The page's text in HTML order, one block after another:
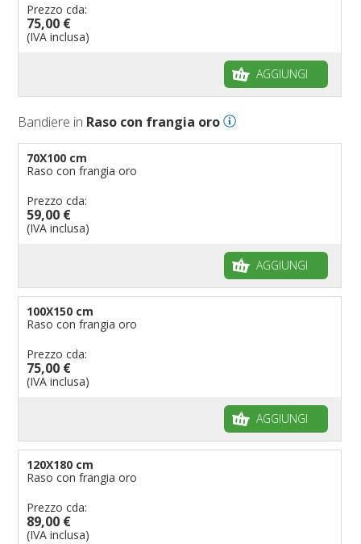
Prezzo cda:
75,00 €
(IVA inclusa)
AGGIUNGI
Bandiere in Raso con frangia oro
70X100 cm
Raso con frangia oro
Prezzo cda:
59,00 €
(IVA inclusa)
AGGIUNGI
100X150 cm
Raso con frangia oro
Prezzo cda:
75,00 €
(IVA inclusa)
AGGIUNGI
120X180 cm
Raso con frangia oro
Prezzo cda:
89,00 €
(IVA inclusa)